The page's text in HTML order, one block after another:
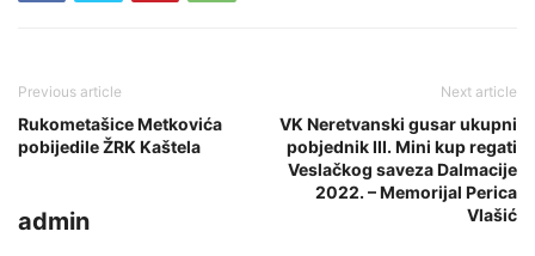
Previous article
Rukometašice Metkovića
pobijedile ŽRK Kaštela
Next article
VK Neretvanski gusar ukupni
pobjednik III. Mini kup regati
Veslačkog saveza Dalmacije
2022. – Memorijal Perica
Vlašić
admin